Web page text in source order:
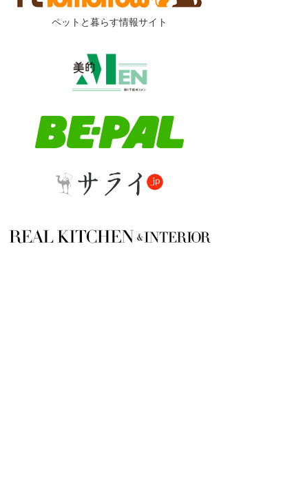
ペットと暮らす情報サイト